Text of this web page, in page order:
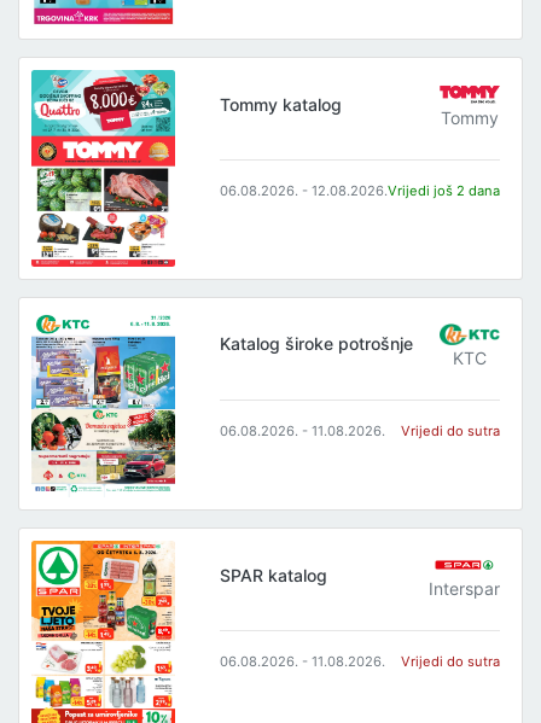
Tommy katalog
Tommy
06.08.2026. - 12.08.2026.Vrijedi još 2 dana
Katalog široke potrošnje
KTC
06.08.2026. - 11.08.2026. Vrijedi do sutra
SPAR katalog
Interspar
06.08.2026. - 11.08.2026. Vrijedi do sutra